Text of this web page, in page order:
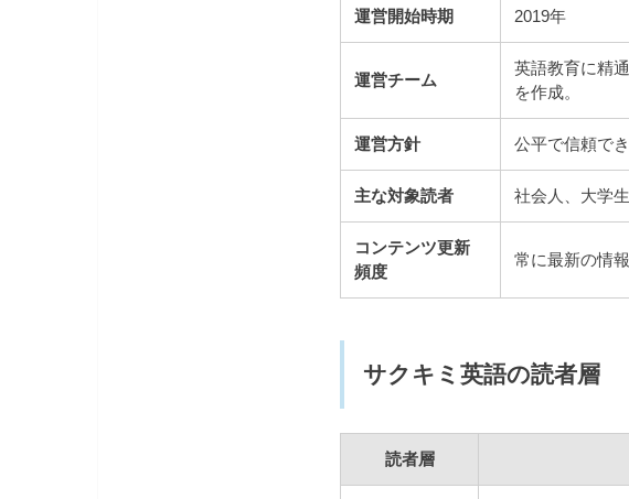
運営開始時期 2019年
運営チーム
英語教育に精
を作成。
運営方針 公平で信頼で
主な対象読者 社会人、大学
コンテンツ更新
頻度
常に最新の情
サクキミ英語の読者層
読者層